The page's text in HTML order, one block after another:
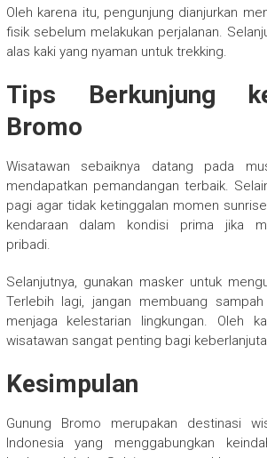
Oleh karena itu, pengunjung dianjurkan
fisik sebelum melakukan perjalanan.
alas kaki yang nyaman untuk trekking.
Tips Berkunjung
Bromo
Wisatawan sebaiknya datang pada
mendapatkan pemandangan terbaik.
pagi agar tidak ketinggalan momen
kendaraan dalam kondisi prima jika
pribadi.
Selanjutnya, gunakan masker untuk
Terlebih lagi, jangan membuang
menjaga kelestarian lingkungan. Oleh
wisatawan sangat penting bagi
Kesimpulan
Gunung Bromo merupakan destinasi
Indonesia yang menggabungkan